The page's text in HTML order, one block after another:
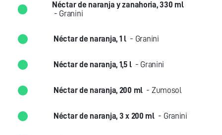
Néctar de naranja y zanahoria, 330 ml
- Granini
Néctar de naranja, 1 l - Granini
Néctar de naranja, 1,5 l - Granini
Néctar de naranja, 200 ml - Zumosol
Néctar de naranja, 3 x 200 ml - Granini